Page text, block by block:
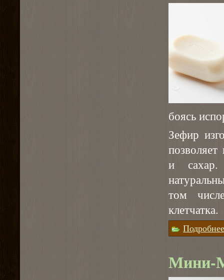
боясь
Зефир
и сахар.
том
клетчатка.
Подробнее
Мини-